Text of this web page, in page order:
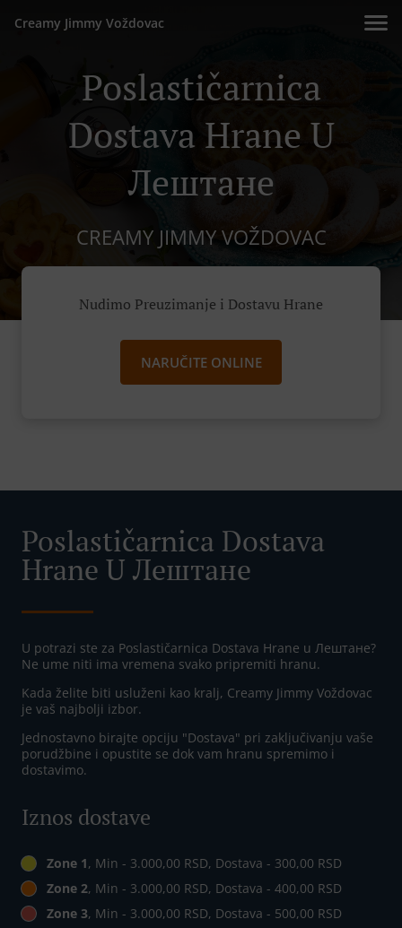
Creamy Jimmy Voždovac
Poslastičarnica
Dostava Hrane U
Лештане
CREAMY JIMMY VOŽDOVAC
Nudimo Preuzimanje i Dostavu Hrane
NARUČITE ONLINE
Poslastičarnica Dostava
Hrane U Лештане
U potrazi ste za Poslastičarnica Dostava Hrane u Лештане?
Ne ume niti ima vremena svako pripremiti hranu.
Kada želite biti usluženi kao kralj, Creamy Jimmy Voždovac
je vaš najbolji izbor.
Jednostavno birajte opciju "Dostava" pri zaključivanju vaše
porudžbine i opustite se dok vam hranu spremimo i
dostavimo.
Iznos dostave
Zone 1, Min - 3.000,00 RSD, Dostava - 300,00 RSD
Zone 2, Min - 3.000,00 RSD, Dostava - 400,00 RSD
Zone 3, Min - 3.000,00 RSD, Dostava - 500,00 RSD